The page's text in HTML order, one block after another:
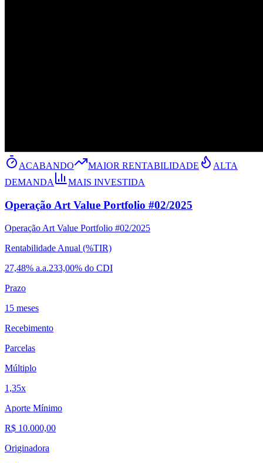
ACABANDO MAIOR RENTABILIDADE
ALTA
DEMANDA
MAIS INVESTIDA
Operação Art Value Portfolio #02/2025
Operação Art Value Portfolio #02/2025
Rentabilidade Anual (%TIR)
27,48% a.a.233,00% do CDI
Prazo
15 meses
Recebimento
Parcelas
Múltiplo
1,35x
Aporte Mínimo
R$ 10.000,00
Originadora